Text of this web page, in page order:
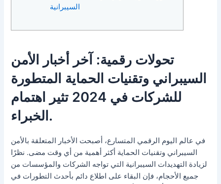
السيبرانية
تحولات رقمية: آخر أخبار الأمن
السيبراني وتقنيات الحماية المتطورة
للشركات في 2024 تثير اهتمام
الخبراء.
في عالم اليوم الرقمي المتسارع، أصبحت الأخبار المتعلقة بالأمن
السيبراني وتقنيات الحماية أكثر أهمية من أي وقت مضى. نظرًا
لزيادة التهديدات السيبرانية التي تواجه الشركات والمؤسسات من
جميع الأحجام، فإن البقاء على اطلاع دائم بأحدث التطورات في